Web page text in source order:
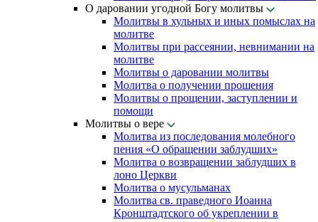
О даровании угодной Богу молитвы
Молитвы в хульных и иных помыслах на
молитве
Молитвы при рассеянии, невнимании на
молитве
Молитвы о даровании молитвы
Молитва о получении прошения
Молитвы о прощении, заступлении и
помощи
Молитвы о вере
Молитва из последования молебного
пения «О обращении заблудших»
Молитва о возвращении заблудших в
лоно Церкви
Молитва о мусульманах
Молитва св. праведного Иоанна
Кронштадтского об укреплении в